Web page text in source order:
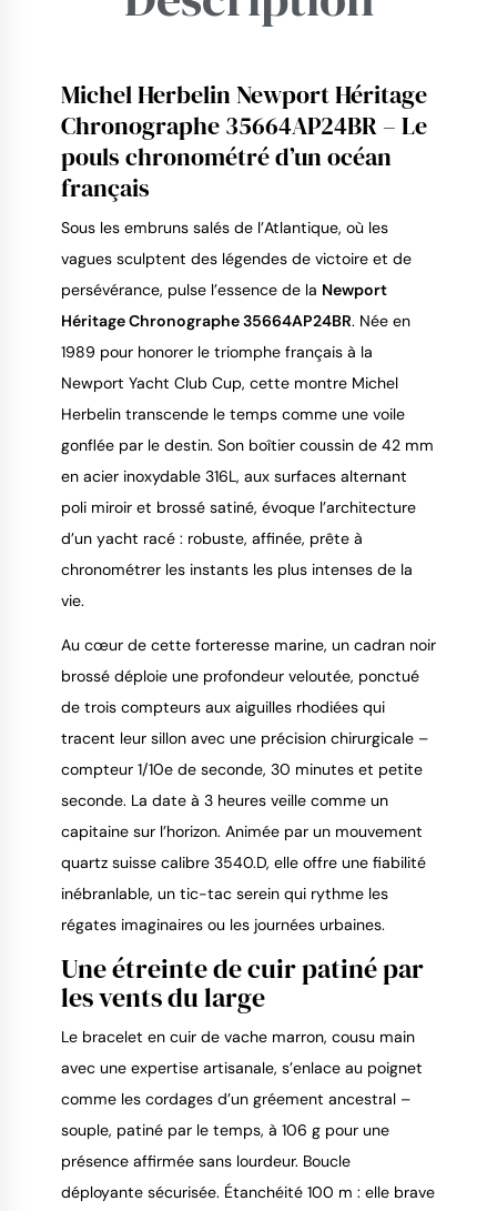
Michel Herbelin Newport Héritage
Chronographe 35664AP24BR – Le
pouls chronométré d’un océan
français
Sous les embruns salés de l’Atlantique, où les
vagues sculptent des légendes de victoire et de
persévérance, pulse l’essence de la Newport
Héritage Chronographe 35664AP24BR. Née en
1989 pour honorer le triomphe français à la
Newport Yacht Club Cup, cette montre Michel
Herbelin transcende le temps comme une voile
gonflée par le destin. Son boîtier coussin de 42 mm
en acier inoxydable 316L, aux surfaces alternant
poli miroir et brossé satiné, évoque l’architecture
d’un yacht racé : robuste, affinée, prête à
chronométrer les instants les plus intenses de la
vie.
Au cœur de cette forteresse marine, un cadran noir
brossé déploie une profondeur veloutée, ponctué
de trois compteurs aux aiguilles rhodiées qui
tracent leur sillon avec une précision chirurgicale –
compteur 1/10e de seconde, 30 minutes et petite
seconde. La date à 3 heures veille comme un
capitaine sur l’horizon. Animée par un mouvement
quartz suisse calibre 3540.D, elle offre une fiabilité
inébranlable, un tic-tac serein qui rythme les
régates imaginaires ou les journées urbaines.
Une étreinte de cuir patiné par
les vents du large
Le bracelet en cuir de vache marron, cousu main
avec une expertise artisanale, s’enlace au poignet
comme les cordages d’un gréement ancestral –
souple, patiné par le temps, à 106 g pour une
présence affirmée sans lourdeur. Boucle
déployante sécurisée. Étanchéité 100 m : elle brave